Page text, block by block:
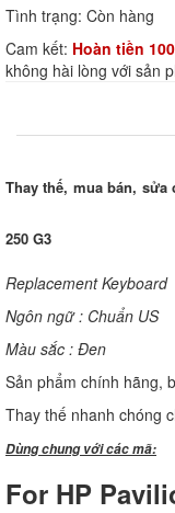
Tình trạng: Còn hàng
Cam kết: Hoàn tiền
không hài lòng với sản
Thay thế, mua bán, sửa
250 G3
Replacement
Ngôn ngữ : Chuẩn US
Màu sắc : Đen
Sản phẩm chính hãng,
Thay thế nhanh chóng
Dùng chung với các mã:
For HP